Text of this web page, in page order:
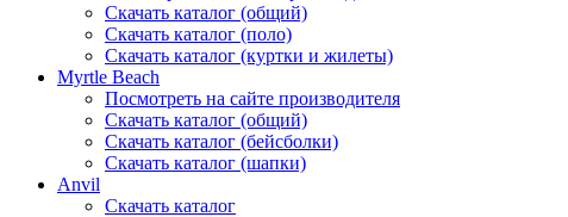
Скачать каталог (общий)
Скачать каталог (поло)
Скачать каталог (куртки и жилеты)
Myrtle Beach
Посмотреть на сайте производителя
Скачать каталог (общий)
Скачать каталог (бейсболки)
Скачать каталог (шапки)
Anvil
Скачать каталог